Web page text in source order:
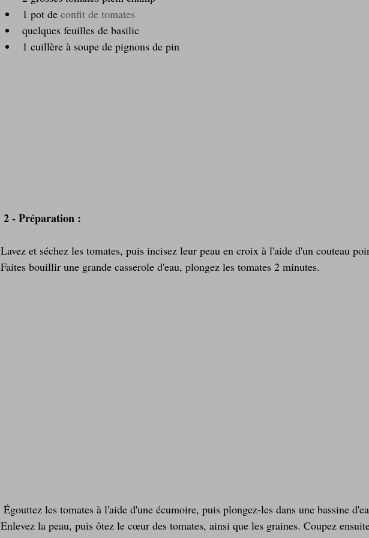
1 pot de confit de tomates
quelques feuilles de basilic
1 cuillère à soupe de pignons de pin
2 - Préparation :
Lavez et séchez les tomates, puis incisez leur peau en croix à l'aide d'un couteau
Faites bouillir une grande casserole d'eau, plongez les tomates 2 minutes.
Enlevez la peau, puis ôtez le cœur des tomates, ainsi que les graines. Coupez